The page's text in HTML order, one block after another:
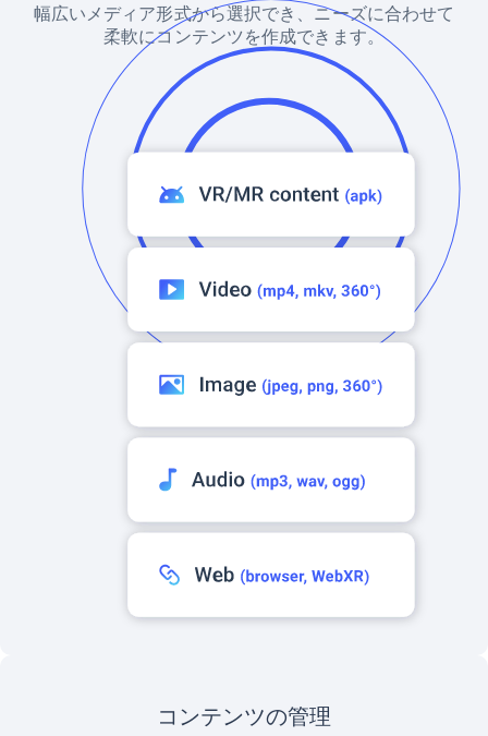
幅広いメディア形式から選択でき、ニーズに合わせて
柔軟にコンテンツを作成できます。
コンテンツの管理